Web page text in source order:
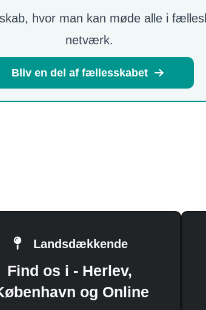
hvor man kan møde alle i
netværk.
Bliv en del af fællesskabet
Landsdækkende
Find os i - Herlev,
og Online